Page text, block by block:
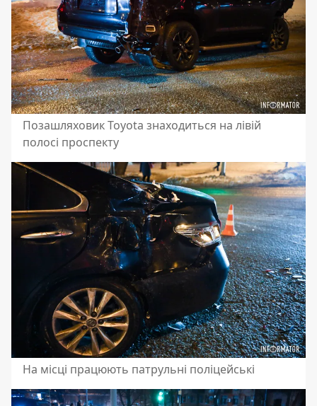
Позашляховик Toyota знаходиться на лівій
полосі проспекту
На місці працюють патрульні поліцейські